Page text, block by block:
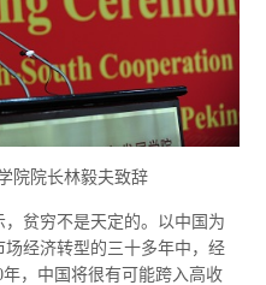
院院长林毅夫致辞
贫穷不是天定的。以中国为
经济转型的三十多年中，经
，中国将很有可能跨入高收